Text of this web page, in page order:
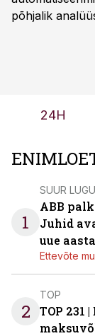
põhjalik
OÜ tegevjuht
24H
1
SUUR LUGU
ABB
Juhid
uue
Ettevõte
2
TOP
TOP 231